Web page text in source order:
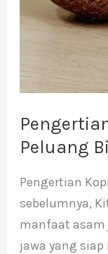
Peluang
Pengertian
sebelumnya,
manfaat asam
jawa yang